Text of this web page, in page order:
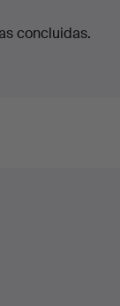
concluidas.